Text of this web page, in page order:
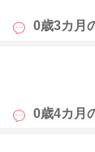
0歳3カ月
0歳4カ月